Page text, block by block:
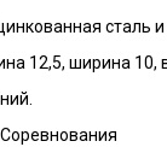
сталь
12,5, ширина 10,
Соревнования